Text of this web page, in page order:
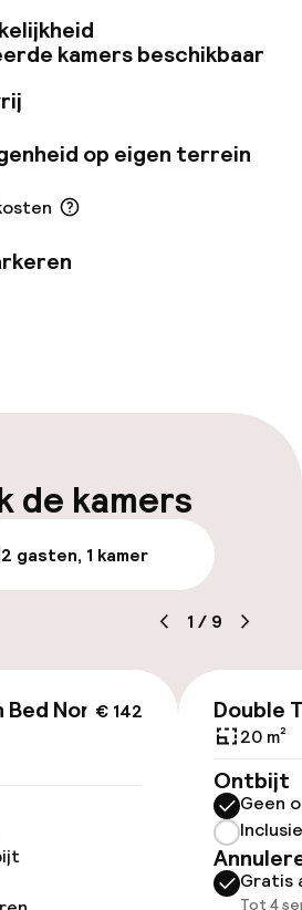
kamers beschikbaar
op eigen terrein
mogelijk
mogelijk
op eigen terrein
de kamers
2 gasten, 1 kamer
1 / 9
€ 142
Non
Double
20 m²
Ontbijt
Geen
Gratis
Tot 4